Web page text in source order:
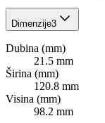
Dimenzije3
Dubina (mm)
21.5 mm
Širina (mm)
120.8 mm
Visina (mm)
98.2 mm